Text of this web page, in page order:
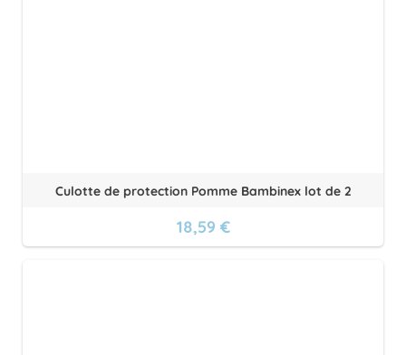
Culotte de protection Pomme Bambinex lot de 2
18,59 €